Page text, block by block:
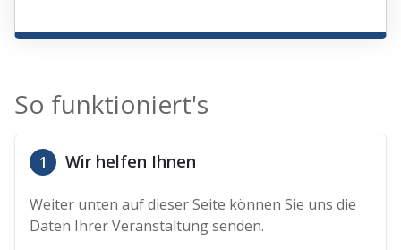
So funktioniert's
1 Wir helfen Ihnen
Weiter unten auf dieser Seite können Sie uns die
Daten Ihrer Veranstaltung senden.